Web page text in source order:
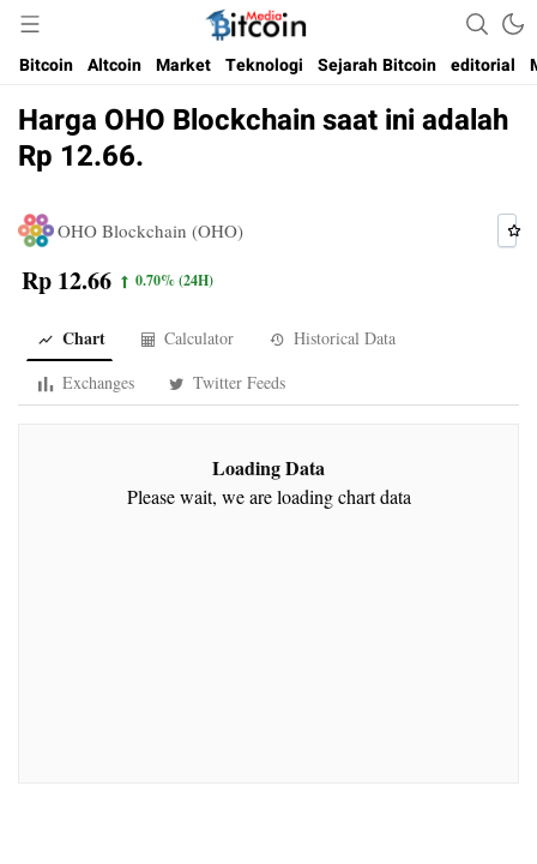
Bitcoin Media Indonesia
Media Bitcoin dan Cryptocurrency, dan Blockchain di Indonesia
Bitcoin Altcoin Market Teknologi Sejarah Bitcoin editorial
Harga OHO Blockchain saat ini adalah
Rp 12.66.
OHO Blockchain (OHO)
Rp 12.66 0.70%(24H)
Chart Calculator
Historical Data
Exchanges
Twitter Feeds
Loading Data
Please wait, we are loading chart data